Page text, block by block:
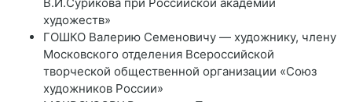
художеств»
ГОШКО Валерию Семеновичу — художнику, члену
Московского отделения Всероссийской
творческой общественной организации «Союз
художников России»